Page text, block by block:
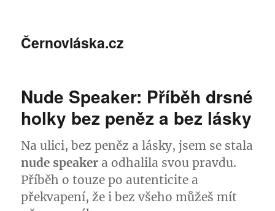
Černovláska.cz
Nude Speaker: Příběh drsné
holky bez peněz a bez lásky
Na ulici, bez peněz a lásky, jsem se stala
nude speaker a odhalila svou pravdu.
Příběh o touze po autenticite a
překvapení, že i bez všeho můžeš mít